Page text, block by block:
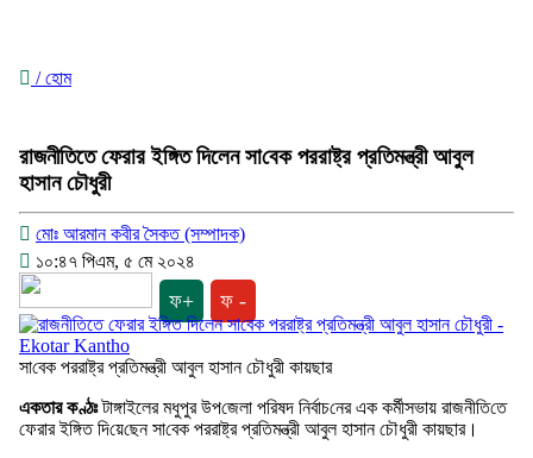
/ হোম
রাজনী‌তিতে ফেরার ইঙ্গিত দিলেন সা‌বেক পররাষ্ট্র প্রতিমন্ত্রী আবুল
হাসান চৌধুরী
মোঃ আরমান কবীর সৈকত (সম্পাদক)
১০:৪৭ পিএম, ৫ মে ২০২৪
ফ+ ফ -
সা‌বেক পররাষ্ট্র প্রতিমন্ত্রী আবুল হাসান চৌধুরী কায়ছার
একতার কণ্ঠঃটাঙ্গাইলের মধুপু‌র উপ‌জেলা প‌রিষদ নির্বাচ‌নের এক কর্মীসভায় রাজনী‌তি‌তে
ফেরার ইঙ্গিত দি‌য়ে‌ছেন সা‌বেক পররাষ্ট্র প্রতিমন্ত্রী আবুল হাসান চৌধুরী কায়ছার।